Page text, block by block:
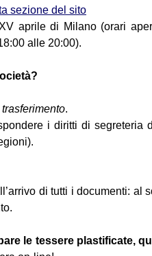
sezione del sito
aprile di Milano (orari
alle 20:00).
.
i diritti di segreteria
di tutti i documenti: al
le tessere plastificate,